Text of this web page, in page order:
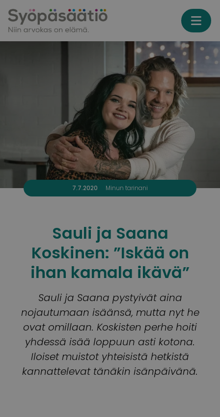
7.7.2020 Minun tarinani
Sauli ja Saana
Koskinen: ”Iskää on
ihan kamala ikävä”
Sauli ja Saana pystyivät aina
nojautumaan isäänsä, mutta nyt he
ovat omillaan. Koskisten perhe hoiti
yhdessä isää loppuun asti kotona.
Iloiset muistot yhteisistä hetkistä
kannattelevat tänäkin isänpäivänä.